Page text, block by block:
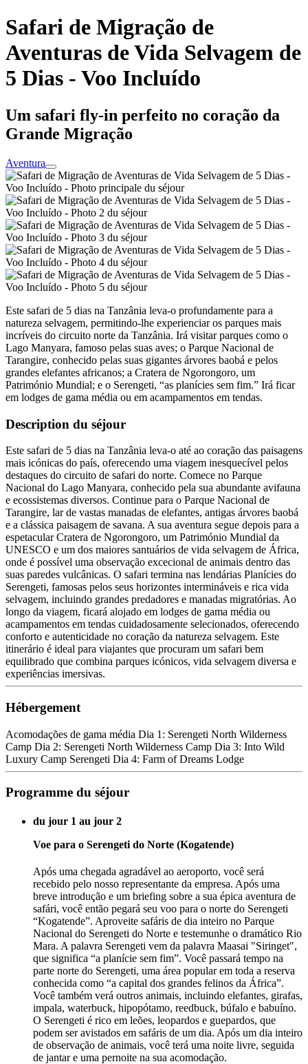
Safari de Migração de
Aventuras de Vida Selvagem de
5 Dias - Voo Incluído
Um safari fly-in perfeito no coração da
Grande Migração
Aventura
Este safari de 5 dias na Tanzânia leva-o profundamente para a
natureza selvagem, permitindo-lhe experienciar os parques mais
incríveis do circuito norte da Tanzânia. Irá visitar parques como o
Lago Manyara, famoso pelas suas aves; o Parque Nacional de
Tarangire, conhecido pelas suas gigantes árvores baobá e pelos
grandes elefantes africanos; a Cratera de Ngorongoro, um
Património Mundial; e o Serengeti, “as planícies sem fim.” Irá ficar
em lodges de gama média ou em acampamentos em tendas.
Description du séjour
Este safari de 5 dias na Tanzânia leva-o até ao coração das paisagens
mais icónicas do país, oferecendo uma viagem inesquecível pelos
destaques do circuito de safari do norte. Comece no Parque
Nacional do Lago Manyara, conhecido pela sua abundante avifauna
e ecossistemas diversos. Continue para o Parque Nacional de
Tarangire, lar de vastas manadas de elefantes, antigas árvores baobá
e a clássica paisagem de savana. A sua aventura segue depois para a
espetacular Cratera de Ngorongoro, um Património Mundial da
UNESCO e um dos maiores santuários de vida selvagem de África,
onde é possível uma observação excecional de animais dentro das
suas paredes vulcânicas. O safari termina nas lendárias Planícies do
Serengeti, famosas pelos seus horizontes intermináveis e rica vida
selvagem, incluindo grandes predadores e manadas migratórias. Ao
longo da viagem, ficará alojado em lodges de gama média ou
acampamentos em tendas cuidadosamente selecionados, oferecendo
conforto e autenticidade no coração da natureza selvagem. Este
itinerário é ideal para viajantes que procuram um safari bem
equilibrado que combina parques icónicos, vida selvagem diversa e
experiências imersivas.
Hébergement
Acomodações de gama média Dia 1: Serengeti North Wilderness
Camp Dia 2: Serengeti North Wilderness Camp Dia 3: Into Wild
Luxury Camp Serengeti Dia 4: Farm of Dreams Lodge
Programme du séjour
du jour 1 au jour 2
Voe para o Serengeti do Norte (Kogatende)
Após uma chegada agradável ao aeroporto, você será
recebido pelo nosso representante da empresa. Após uma
breve introdução e um briefing sobre a sua épica aventura de
safári, você então pegará seu voo para o norte do Serengeti
“Kogatende”. Aproveite safáris de dia inteiro no Parque
Nacional do Serengeti do Norte e testemunhe o dramático Rio
Mara. A palavra Serengeti vem da palavra Maasai "Siringet",
que significa “a planície sem fim”. Você passará tempo na
parte norte do Serengeti, uma área popular em toda a reserva
conhecida como “a capital dos grandes felinos da África”.
Você também verá outros animais, incluindo elefantes, girafas,
impala, waterbuck, hipopótamo, reedbuck, búfalo e babuíno.
O Serengeti é rico em leões, leopardos e guepardos, que
podem ser avistados em safáris de um dia. Após um dia inteiro
de observação de animais, você terá uma noite livre, seguida
de jantar e uma pernoite na sua acomodação.